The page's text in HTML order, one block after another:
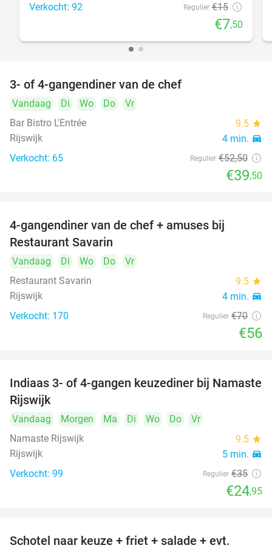
Verkocht: 92 Regulier €15
€7,50
3- of 4-gangendiner van de chef
Vandaag Di Wo Do
Vr
Bar Bistro L'Entrée
9.5 star
Rijswijk 4 min. directions_car
Verkocht: 65 Regulier €52,50
€39,50
4-gangendiner van de chef + amuses bij
Restaurant Savarin
Vandaag Di Wo Do
Vr
Restaurant Savarin
9.5 star
Rijswijk 4 min. directions_car
Verkocht: 170 Regulier €70
€56
29%
Indiaas 3- of 4-gangen keuzediner bij Namaste
Rijswijk
Vandaag Morgen Ma Di Wo Do
Vr
Namaste Rijswijk
9.5 star
Rijswijk 5 min. directions_car
Verkocht: 99 Regulier €35
€24,95
Schotel naar keuze + friet + salade + evt.